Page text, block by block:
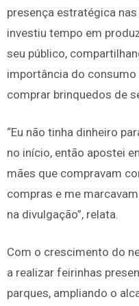
presença estratégica
investiu tempo em
seu público,
importância do
comprar brinquedos de
“Eu não tinha dinheiro
no início, então apostei
mães que compravam
compras e me
na divulgação”, relata.
Com o crescimento do
a realizar feirinhas
parques, ampliando o